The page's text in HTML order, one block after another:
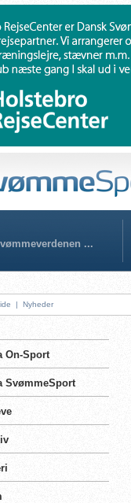
...
| Nyheder
On-Sport
SvømmeSport